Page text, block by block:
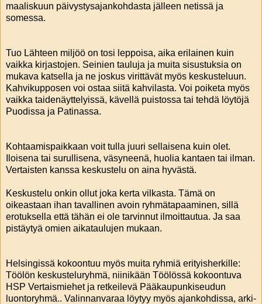
maaliskuun päivystysajankohdasta jälleen netissä ja
somessa.
Tuo Lähteen miljöö on tosi leppoisa, aika erilainen kuin
vaikka kirjastojen. Seinien tauluja ja muita sisustuksia on
mukava katsella ja ne joskus virittävät myös keskusteluun.
Kahvikupposen voi ostaa siitä kahvilasta. Voi poiketa myös
vaikka taidenäyttelyissä, kävellä puistossa tai tehdä löytöjä
Puodissa ja Patinassa.
Kohtaamispaikkaan voit tulla juuri sellaisena kuin olet.
Iloisena tai surullisena, väsyneenä, huolia kantaen tai ilman.
Vertaisten kanssa keskustelu on aina hyvästä.
Keskustelu onkin ollut joka kerta vilkasta. Tämä on
oikeastaan ihan tavallinen avoin ryhmätapaaminen, sillä
erotuksella että tähän ei ole tarvinnut ilmoittautua. Ja saa
pistäytyä omien aikataulujen mukaan.
Helsingissä kokoontuu myös muita ryhmiä erityisherkille:
Töölön keskusteluryhmä, niinikään Töölössä kokoontuva
HSP Vertaismiehet ja retkeilevä Pääkaupunkiseudun
luontoryhmä.. Valinnanvaraa löytyy myös ajankohdissa, arki-